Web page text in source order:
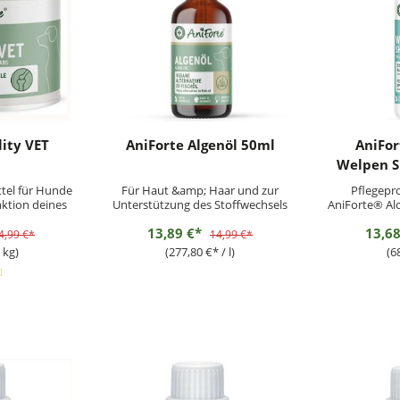
VET
für Hunde
deines
Weise
und
Hunde
€*
AniForte Algenöl 50ml
Für Haut &amp; Haar und zur
Unterstützung des Stoffwechsels
13,89 €* 14,99 €*
(277,80 €* / l)
Welpen
AniForte®
kontrolliert